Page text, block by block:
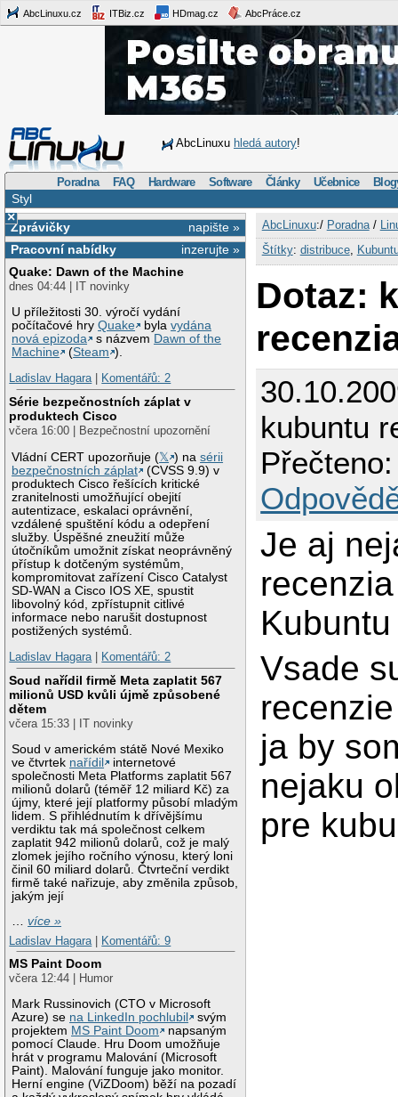
AbcLinuxu.cz ITBiz.cz HDmag.cz AbcPráce.cz
AbcLinuxu hledá autory!
Poradna FAQ Hardware Software Články Učebnice
Styl
×
napište »
Zprávičky
inzerujte »
Pracovní nabídky
Quake: Dawn of the Machine
dnes 04:44 | IT novinky
U příležitosti 30. výročí vydání
počítačové hryQuake bylavydána
nová epizoda
s názvem Dawn of the
Machine
(Steam ).
Ladislav Hagara| Komentářů: 2
Série bezpečnostních záplat v
produktech Cisco
včera 16:00 | Bezpečnostní upozornění
Vládní CERT upozorňuje (𝕏 ) nasérii
bezpečnostních záplat
(CVSS 9.9) v
produktech Cisco řešících kritické
zranitelnosti umožňující obejití
autentizace, eskalaci oprávnění,
vzdálené spuštění kódu a odepření
služby. Úspěšné zneužití může
útočníkům umožnit získat neoprávněný
přístup k dotčeným systémům,
kompromitovat zařízení Cisco Catalyst
SD-WAN a Cisco IOS XE, spustit
libovolný kód, zpřístupnit citlivé
informace nebo narušit dostupnost
postižených systémů.
Ladislav Hagara| Komentářů: 2
Soud nařídil firmě Meta zaplatit 567
milionů USD kvůli újmě způsobené
dětem
včera 15:33 | IT novinky
Soud v americkém státě Nové Mexiko
ve čtvrtek nařídil
internetové
společnosti Meta Platforms zaplatit 567
milionů dolarů (téměř 12 miliard Kč) za
újmy, které její platformy působí mladým
lidem. S přihlédnutím k dřívějšímu
verdiktu tak má společnost celkem
zaplatit 942 milionů dolarů, což je malý
zlomek jejího ročního výnosu, který loni
činil 60 miliard dolarů. Čtvrteční verdikt
firmě také nařizuje, aby změnila způsob,
jakým její
…více »
Ladislav Hagara
Komentářů: 9
MS Paint Doom
včera 12:44 | Humor
Mark Russinovich (CTO v Microsoft
Azure) se na LinkedIn pochlubil
svým
projektem MS Paint Doom
napsaným
pomocí Claude. Hru Doom umožňuje
hrát v programu Malování (Microsoft
Paint). Malování funguje jako monitor.
Herní engine (ViZDoom) běží na pozadí
AbcLinuxu:/ Poradna/
Štítky: distribuce,
Dotaz:
kubuntu
Je aj
Vsade
ja by
nejaku
pre